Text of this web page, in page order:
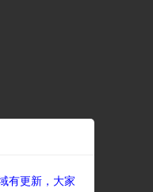
有更新，大家